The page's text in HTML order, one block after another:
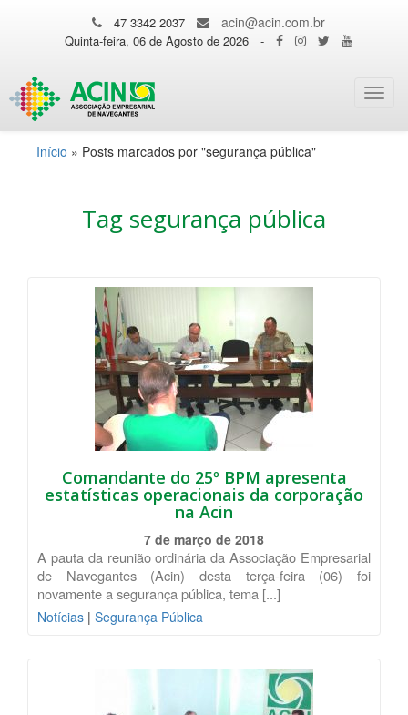
47 3342 2037 acin@acin.com.br
Quinta-feira, 06 de Agosto de 2026 -
Início » Posts marcados por "segurança pública"
Tag segurança pública
Comandante do 25º BPM apresenta
estatísticas operacionais da corporação
na Acin
7 de março de 2018
A pauta da reunião ordinária da Associação Empresarial
de Navegantes (Acin) desta terça-feira (06) foi
novamente a segurança pública, tema [...]
Notícias | Segurança Pública